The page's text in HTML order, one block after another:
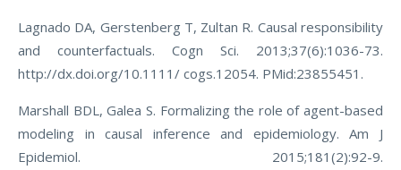
Lagnado DA, Gerstenberg T, Zultan R. Causal responsibility
and counterfactuals. Cogn Sci. 2013;37(6):1036-73.
http://dx.doi.org/10.1111/ cogs.12054. PMid:23855451.
Marshall BDL, Galea S. Formalizing the role of agent-based
modeling in causal inference and epidemiology. Am J
Epidemiol. 2015;181(2):92-9.